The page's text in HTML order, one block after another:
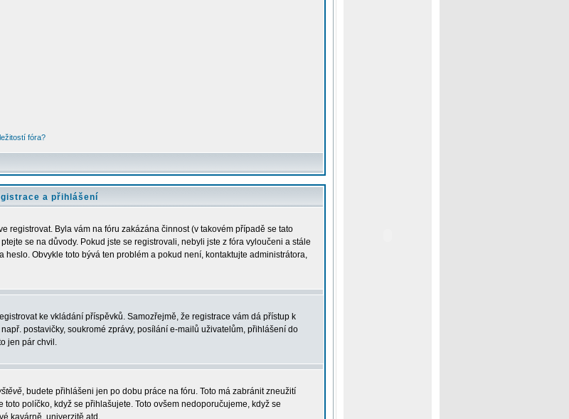
fóra?
a přihlášení
registrovat. Byla vám na fóru zakázána činnost (v takovém případě se tato
se na důvody. Pokud jste se registrovali, nebyli jste z fóra vyloučeni a stále
Obvykle toto bývá ten problém a pokud není, kontaktujte administrátora,
ke vkládání příspěvků. Samozřejmě, že registrace vám dá přístup k
postavičky, soukromé zprávy, posílání e-mailů uživatelům, přihlášení do
jen pár chvil.
, budete přihlášeni jen po dobu práce na fóru. Toto má zabránit zneužití
políčko, když se přihlašujete. Toto ovšem nedoporučujeme, když se
kavárně, univerzitě atd.